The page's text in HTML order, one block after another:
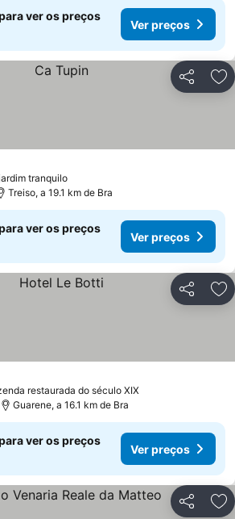
ver os preços
Ver preços
Partilhar
tranquilo
Treiso, a 19.1 km de Bra
ver os preços
Ver preços
Partilhar
restaurada do século XIX
Guarene, a 16.1 km de Bra
ver os preços
Ver preços
Partilhar